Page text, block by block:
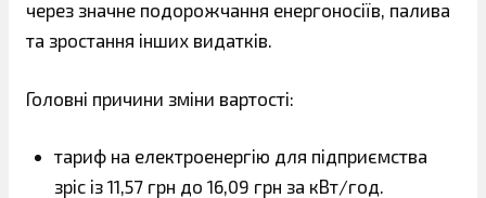
через значне подорожчання енергоносіїв, палива
та зростання інших видатків.
Головні причини зміни вартості:
тариф на електроенергію для підприємства
зріс із 11,57 грн до 16,09 грн за кВт/год.